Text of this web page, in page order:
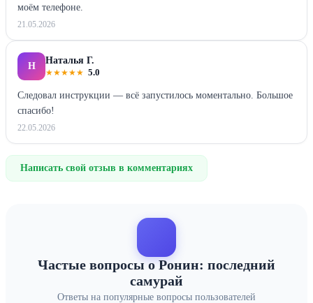
моём телефоне.
21.05.2026
Н
Наталья Г.
★★★★★ 5.0
Следовал инструкции — всё запустилось моментально. Большое
спасибо!
22.05.2026
Написать свой отзыв в комментариях
Частые вопросы о Ронин: последний
самурай
Ответы на популярные вопросы пользователей